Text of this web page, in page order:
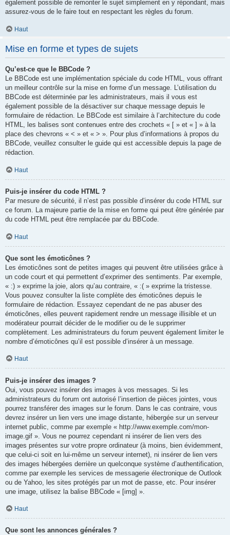
également possible de remonter le sujet simplement en y répondant, mais
assurez-vous de le faire tout en respectant les règles du forum.
Haut
Mise en forme et types de sujets
Qu’est-ce que le BBCode ?
Le BBCode est une implémentation spéciale du code HTML, vous offrant
un meilleur contrôle sur la mise en forme d’un message. L’utilisation du
BBCode est déterminée par les administrateurs, mais il vous est
également possible de la désactiver sur chaque message depuis le
formulaire de rédaction. Le BBCode est similaire à l’architecture du code
HTML, les balises sont contenues entre des crochets « [ » et « ] » à la
place des chevrons « < » et « > ». Pour plus d’informations à propos du
BBCode, veuillez consulter le guide qui est accessible depuis la page de
rédaction.
Haut
Puis-je insérer du code HTML ?
Par mesure de sécurité, il n’est pas possible d’insérer du code HTML sur
ce forum. La majeure partie de la mise en forme qui peut être générée par
du code HTML peut être remplacée par du BBCode.
Haut
Que sont les émoticônes ?
Les émoticônes sont de petites images qui peuvent être utilisées grâce à
un code court et qui permettent d’exprimer des sentiments. Par exemple,
« :) » exprime la joie, alors qu’au contraire, « :( » exprime la tristesse.
Vous pouvez consulter la liste complète des émoticônes depuis le
formulaire de rédaction. Essayez cependant de ne pas abuser des
émoticônes, elles peuvent rapidement rendre un message illisible et un
modérateur pourrait décider de le modifier ou de le supprimer
complètement. Les administrateurs du forum peuvent également limiter le
nombre d’émoticônes qu’il est possible d’insérer à un message.
Haut
Puis-je insérer des images ?
Oui, vous pouvez insérer des images à vos messages. Si les
administrateurs du forum ont autorisé l’insertion de pièces jointes, vous
pourrez transférer des images sur le forum. Dans le cas contraire, vous
devrez insérer un lien vers une image distante, hébergée sur un serveur
internet public, comme par exemple « http://www.exemple.com/mon-
image.gif ». Vous ne pourrez cependant ni insérer de lien vers des
images présentes sur votre propre ordinateur (à moins, bien évidemment,
que celui-ci soit en lui-même un serveur internet), ni insérer de lien vers
des images hébergées derrière un quelconque système d’authentification,
comme par exemple les services de messagerie électronique de Outlook
ou de Yahoo, les sites protégés par un mot de passe, etc. Pour insérer
une image, utilisez la balise BBCode « [img] ».
Haut
Que sont les annonces générales ?